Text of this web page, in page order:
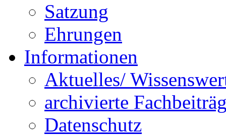
Satzung
Ehrungen
Informationen
Aktuelles/
archivierte
Datenschutz